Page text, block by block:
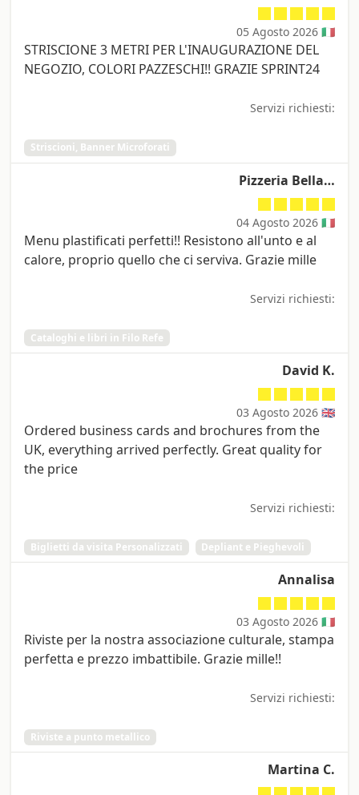
05 Agosto 2026 🇮🇹
STRISCIONE 3 METRI PER L'INAUGURAZIONE DEL
NEGOZIO, COLORI PAZZESCHI!! GRAZIE SPRINT24
Servizi richiesti:
Striscioni, Banner Microforati
Pizzeria Bella…
04 Agosto 2026 🇮🇹
Menu plastificati perfetti!! Resistono all'unto e al
calore, proprio quello che ci serviva. Grazie mille
Servizi richiesti:
Cataloghi e libri in Filo Refe
David K.
03 Agosto 2026 🇬🇧
Ordered business cards and brochures from the
UK, everything arrived perfectly. Great quality for
the price
Servizi richiesti:
Biglietti da visita Personalizzati Depliant e Pieghevoli
Annalisa
03 Agosto 2026 🇮🇹
Riviste per la nostra associazione culturale, stampa
perfetta e prezzo imbattibile. Grazie mille!!
Servizi richiesti:
Riviste a punto metallico
Martina C.